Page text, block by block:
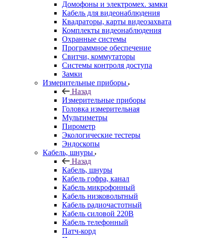
Домофоны и электромех. замки
Кабель для видеонаблюдения
Квадраторы, карты видеозахвата
Комплекты видеонаблюдения
Охранные системы
Программное обеспечение
Свитчи, коммутаторы
Системы контроля доступа
Замки
Измерительные приборы
Назад
Измерительные приборы
Головка измерительная
Мультиметры
Пирометр
Экологические тестеры
Эндоскопы
Кабель, шнуры
Назад
Кабель, шнуры
Кабель гофра, канал
Кабель микрофонный
Кабель низковольтный
Кабель радиочастотный
Кабель силовой 220В
Кабель телефонный
Патч-корд